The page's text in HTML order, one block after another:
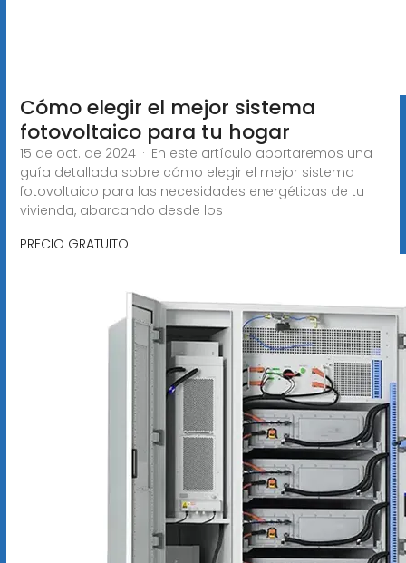
Cómo elegir el mejor sistema
fotovoltaico para tu hogar
15 de oct. de 2024 · En este artículo aportaremos una
guía detallada sobre cómo elegir el mejor sistema
fotovoltaico para las necesidades energéticas de tu
vivienda, abarcando desde los
PRECIO GRATUITO